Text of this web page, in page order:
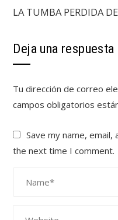
LA TUMBA PERDIDA DE
Deja una respuesta
Tu dirección de correo
campos obligatorios
Save my name,
the next time I comment.